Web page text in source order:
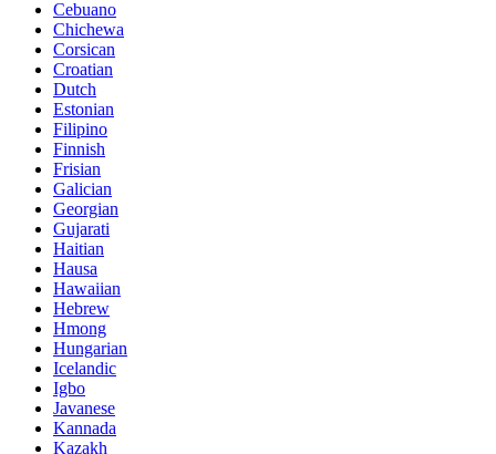
Cebuano
Chichewa
Corsican
Croatian
Dutch
Estonian
Filipino
Finnish
Frisian
Galician
Georgian
Gujarati
Haitian
Hausa
Hawaiian
Hebrew
Hmong
Hungarian
Icelandic
Igbo
Javanese
Kannada
Kazakh